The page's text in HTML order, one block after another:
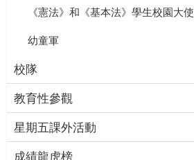
《憲法》和《基本法》學生校園大使
幼童軍
校隊
教育性參觀
星期五課外活動
成績龍虎榜